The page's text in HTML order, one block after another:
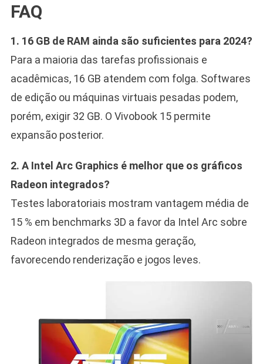
FAQ
1. 16 GB de RAM ainda são suficientes para 2024?
Para a maioria das tarefas profissionais e
acadêmicas, 16 GB atendem com folga. Softwares
de edição ou máquinas virtuais pesadas podem,
porém, exigir 32 GB. O Vivobook 15 permite
expansão posterior.
2. A Intel Arc Graphics é melhor que os gráficos
Radeon integrados?
Testes laboratoriais mostram vantagem média de
15 % em benchmarks 3D a favor da Intel Arc sobre
Radeon integrados de mesma geração,
favorecendo renderização e jogos leves.